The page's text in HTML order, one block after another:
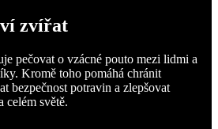
zvířat
pečovat o vzácné pouto mezi lidmi a
Kromě toho pomáhá chránit
bezpečnost potravin a zlepšovat
celém světě.